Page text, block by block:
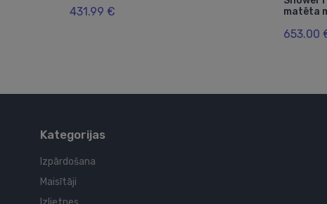
431.99 €
matēta
653.00
Kategorijas
Izpārdošana
Maisītāji